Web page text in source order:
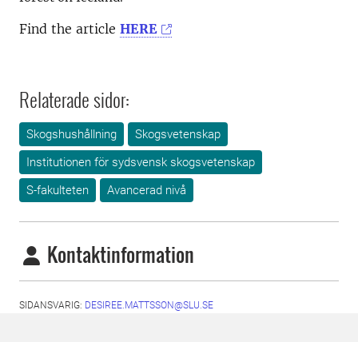
Find the article HERE
Relaterade sidor:
Skogshushållning
Skogsvetenskap
Institutionen för sydsvensk skogsvetenskap
S-fakulteten
Avancerad nivå
Kontaktinformation
SIDANSVARIG: DESIREE.MATTSSON@SLU.SE